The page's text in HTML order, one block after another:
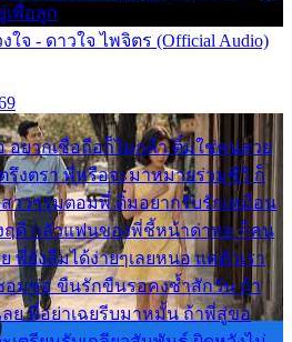
เพื่อลูก
ใจ - ดาวใจ ไพจิตร (Official Audio)
อยากเชื่อถือก็ไม่กล้า ติ๋มใช่คนสวย
รึงตรา พี่หรือจะมาหมายร่วมชีวี ก็
าวๆรุมตอมพี่ ติ๋มอยากรับรักเหมือน
ฤดี กลัวแฟนของพี่ชี้หน้าด่าทอ ก็คน
พี่ยังลืมได้ง่ายๆเลยหนอ แค่ตัวเรา
อมซ่อ ขืนรักขืนรอคงช้ำสักวัน ถ้า
ลย พี่อย่าเฉยรีบมาหมั้น ถ้าพี่สู่ขอ